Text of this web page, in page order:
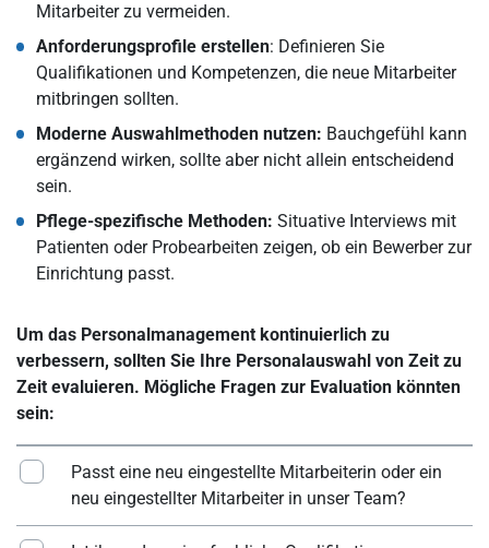
Mitarbeiter zu vermeiden.
Anforderungsprofile erstellen: Definieren Sie
Qualifikationen und Kompetenzen, die neue Mitarbeiter
mitbringen sollten.
Moderne Auswahlmethoden nutzen: Bauchgefühl kann
ergänzend wirken, sollte aber nicht allein entscheidend
sein.
Pflege-spezifische Methoden: Situative Interviews mit
Patienten oder Probearbeiten zeigen, ob ein Bewerber zur
Einrichtung passt.
Um das Personalmanagement kontinuierlich zu
verbessern, sollten Sie Ihre Personalauswahl von Zeit zu
Zeit evaluieren. Mögliche Fragen zur Evaluation könnten
sein:
Passt eine neu eingestellte Mitarbeiterin oder ein
neu eingestellter Mitarbeiter in unser Team?